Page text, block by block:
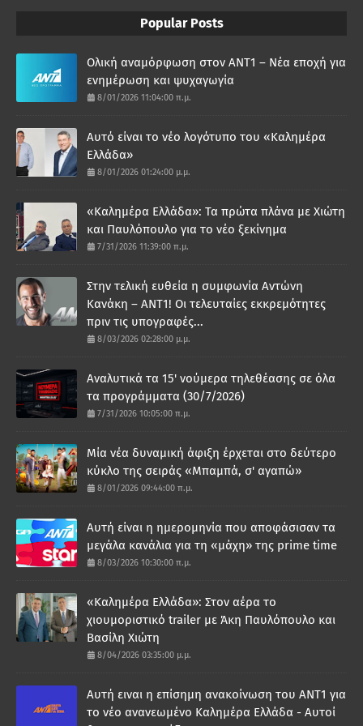
Popular Posts
Ολική αναμόρφωση στον ΑΝΤ1 – Νέα εποχή για
ενημέρωση και ψυχαγωγία
8/01/2026 11:04:00 π.μ.
Αυτό είναι το νέο λογότυπο του «Καλημέρα
Ελλάδα»
8/01/2026 01:24:00 μ.μ.
«Καλημέρα Ελλάδα»: Τα πρώτα πλάνα με Χιώτη
και Παυλόπουλο για το νέο ξεκίνημα
7/31/2026 11:39:00 π.μ.
Στην τελική ευθεία η συμφωνία Αντώνη
Κανάκη – ΑΝΤ1! Οι τελευταίες εκκρεμότητες
πριν τις υπογραφές...
8/03/2026 02:28:00 μ.μ.
Αναλυτικά τα 15' νούμερα τηλεθέασης σε όλα
τα προγράμματα (30/7/2026)
7/31/2026 10:05:00 π.μ.
Μία νέα δυναμική άφιξη έρχεται στο δεύτερο
κύκλο της σειράς «Μπαμπά, σ' αγαπώ»
8/01/2026 09:44:00 π.μ.
Αυτή είναι η ημερομηνία που αποφάσισαν τα
μεγάλα κανάλια για τη «μάχη» της prime time
8/03/2026 10:30:00 π.μ.
«Καλημέρα Ελλάδα»: Στον αέρα το
χιουμοριστικό trailer με Άκη Παυλόπουλο και
Βασίλη Χιώτη
8/04/2026 03:35:00 μ.μ.
Αυτή ειναι η επίσημη ανακοίνωση του ΑΝΤ1 για
το νέο ανανεωμένο Καλημέρα Ελλάδα - Αυτοί